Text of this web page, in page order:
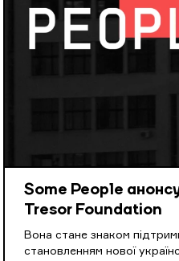
Some People
Tresor Foundation
Вона стане знаком
становленням нової